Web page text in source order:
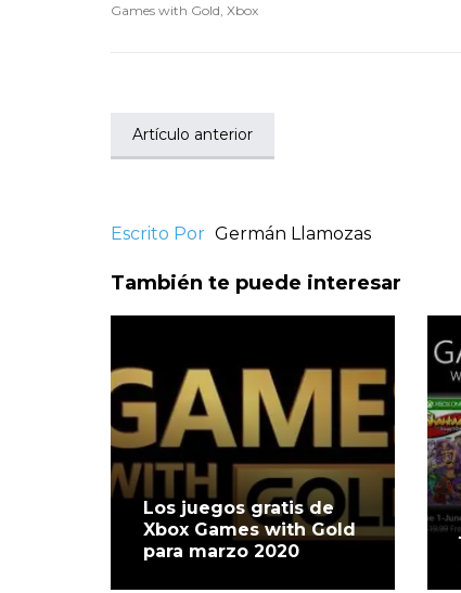
Games with Gold Xbox
Artículo anterior
Escrito Por Germán Llamozas
También te puede interesar
Los juegos gratis de
Xbox Games with Gold
para marzo 2020